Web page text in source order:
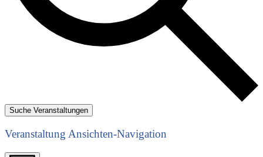
Suche Veranstaltungen
Veranstaltung Ansichten-Navigation